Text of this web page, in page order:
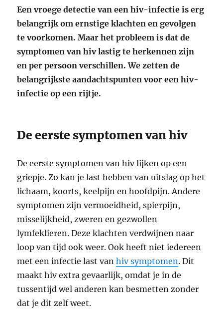
Een vroege detectie van een hiv-infectie is erg
belangrijk om ernstige klachten en gevolgen
te voorkomen. Maar het probleem is dat de
symptomen van hiv lastig te herkennen zijn
en per persoon verschillen. We zetten de
belangrijkste aandachtspunten voor een hiv-
infectie op een rijtje.
De eerste symptomen van hiv
De eerste symptomen van hiv lijken op een
griepje. Zo kan je last hebben van uitslag op het
lichaam, koorts, keelpijn en hoofdpijn. Andere
symptomen zijn vermoeidheid, spierpijn,
misselijkheid, zweren en gezwollen
lymfeklieren. Deze klachten verdwijnen naar
loop van tijd ook weer. Ook heeft niet iedereen
met een infectie last vanhiv symptomen. Dit
maakt hiv extra gevaarlijk, omdat je in de
tussentijd wel anderen kan besmetten zonder
dat je dit zelf weet.